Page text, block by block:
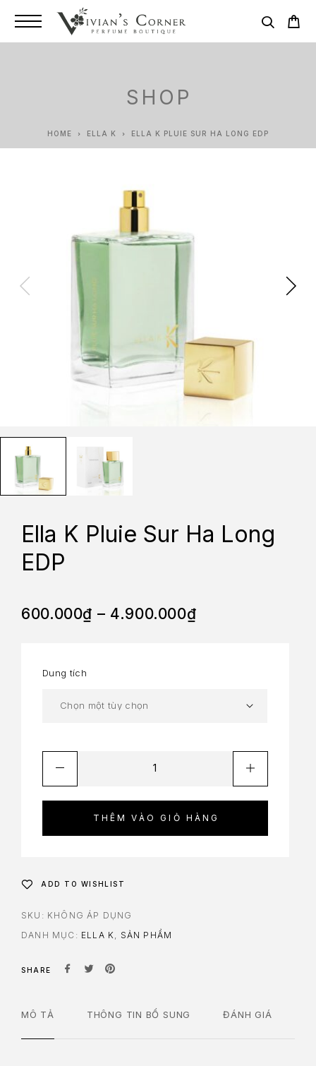
SHOP
HOME ELLA K ELLA K PLUIE SUR HA LONG EDP
Ella K Pluie Sur Ha Long
EDP
600.000₫ – 4.900.000₫
Dung tích
THÊM VÀO GIỎ HÀNG
ADD TO WISHLIST
SKU: KHÔNG ÁP DỤNG
DANH MỤC: ELLA K SẢN PHẨM
SHARE
MÔ TẢ THÔNG TIN BỔ SUNG ĐÁNH GIÁ